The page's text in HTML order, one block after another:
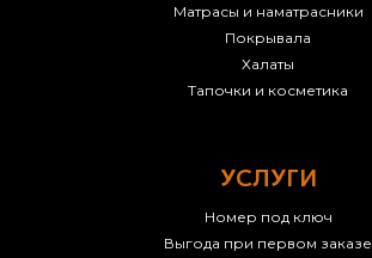
Матрасы и наматрасники
Покрывала
Халаты
Тапочки и косметика
УСЛУГИ
Номер под ключ
Выгода при первом заказе